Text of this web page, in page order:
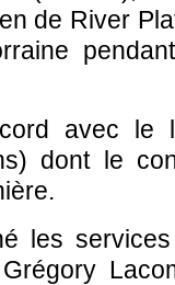
de River
avec le
dont le
les